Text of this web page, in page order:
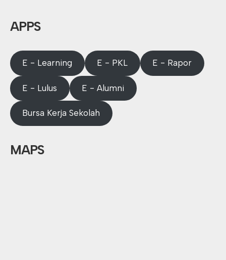
APPS
E - Learning E - PKL E - Rapor
E - Lulus E - Alumni
Bursa Kerja Sekolah
MAPS